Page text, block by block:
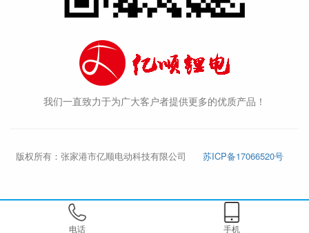
我们一直致力于为广大客户者提供更多的优质产品！
版权所有：张家港市亿顺电动科技有限公司 苏ICP备17066520号
电话 手机